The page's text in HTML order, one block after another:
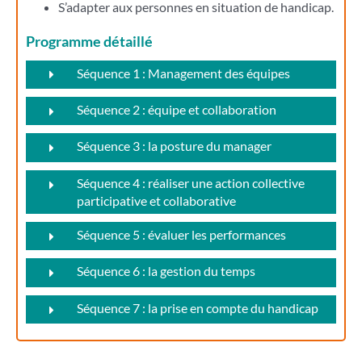
S’adapter aux personnes en situation de handicap.
Programme détaillé
Séquence 1 : Management des équipes
Séquence 2 : équipe et collaboration
Séquence 3 : la posture du manager
Séquence 4 : réaliser une action collective
participative et collaborative
Séquence 5 : évaluer les performances
Séquence 6 : la gestion du temps
Séquence 7 : la prise en compte du handicap